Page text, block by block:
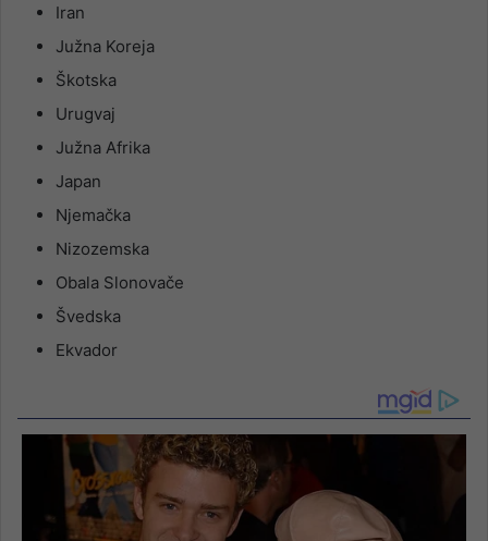
Iran
Južna Koreja
Škotska
Urugvaj
Južna Afrika
Japan
Njemačka
Nizozemska
Obala Slonovače
Švedska
Ekvador